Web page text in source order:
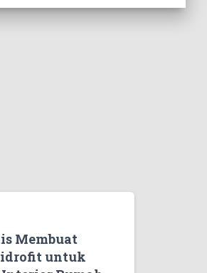
Membuat
untuk